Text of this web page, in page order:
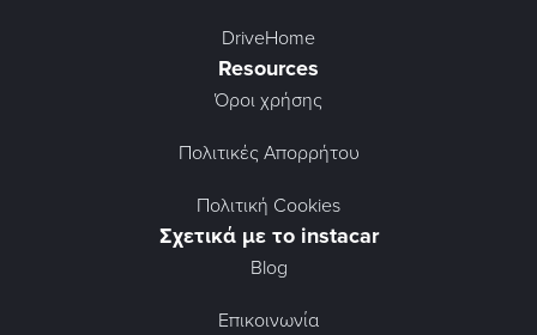
DriveHome
Resources
Όροι χρήσης
Πολιτικές Απορρήτου
Πολιτική Cookies
Σχετικά με το instacar
Blog
Επικοινωνία